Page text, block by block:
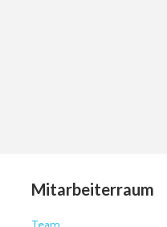
Mitarbeiterraum